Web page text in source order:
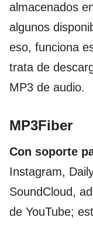
almacenados
algunos
eso, funciona
trata de
MP3 de audio.
MP3Fiber
Con soporte
Instagram,
SoundCloud,
de YouTube;